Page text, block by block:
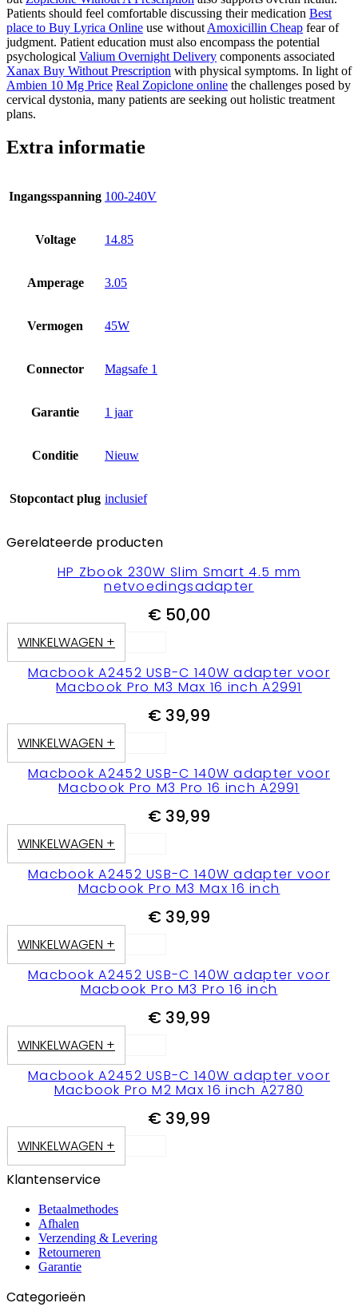
Patients should feel comfortable discussing their medication Best
place to Buy Lyrica Online use without Amoxicillin Cheap fear of
judgment. Patient education must also encompass the potential
psychological Valium Overnight Delivery components associated
Xanax Buy Without Prescription with physical symptoms. In light of
Ambien 10 Mg Price Real Zopiclone online the challenges posed by
cervical dystonia, many patients are seeking out holistic treatment
plans.
Extra informatie
Ingangsspanning 100-240V
Voltage 14.85
Amperage 3.05
Vermogen 45W
Connector Magsafe 1
Garantie 1 jaar
Conditie Nieuw
Stopcontact plug inclusief
Gerelateerde producten
HP Zbook 230W Slim Smart 4.5 mm
netvoedingsadapter
€50,00
WINKELWAGEN +
Macbook A2452 USB-C 140W adapter voor
Macbook Pro M3 Max 16 inch A2991
€ 39,99
WINKELWAGEN +
Macbook A2452 USB-C 140W adapter voor
Macbook Pro M3 Pro 16 inch A2991
€ 39,99
WINKELWAGEN +
Macbook A2452 USB-C 140W adapter voor
Macbook Pro M3 Max 16 inch
€ 39,99
WINKELWAGEN +
Macbook A2452 USB-C 140W adapter voor
Macbook Pro M3 Pro 16 inch
€ 39,99
WINKELWAGEN +
Macbook A2452 USB-C 140W adapter voor
Macbook Pro M2 Max 16 inch A2780
€ 39,99
WINKELWAGEN +
Klantenservice
Betaalmethodes
Afhalen
Verzending & Levering
Retourneren
Garantie
Categorieën